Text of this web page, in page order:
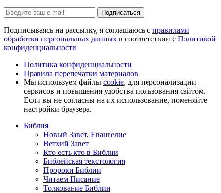
Подписаться
Подписываясь на рассылку, я соглашаюсь с правилами
обработки персональных данных в соответствии с Политикой
конфиденциальности
Политика конфиденциальности
Правила перепечатки материалов
Мы используем файлы cookie, для персонализации
сервисов и повышения удобства пользования сайтом.
Если вы не согласны на их использование, поменяйте
настройки браузера.
Библия
Новый Завет, Евангелие
Ветхий Завет
Кто есть кто в Библии
Библейская текстология
Пророки Библии
Читаем Писание
Толкование Библии